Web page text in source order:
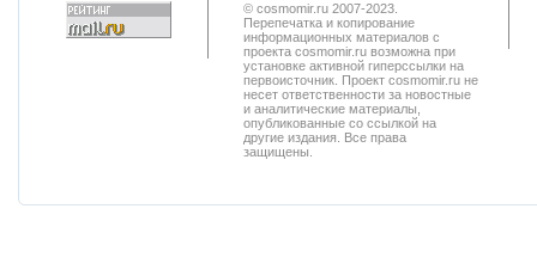
© cosmomir.ru 2007-2023.
Перепечатка и копирование
информационных материалов с
проекта cosmomir.ru возможна при
установке активной гиперссылки на
первоисточник. Проект cosmomir.ru не
несет ответственности за новостные
и аналитические материалы,
опубликованные со ссылкой на
другие издания. Все права
защищены.